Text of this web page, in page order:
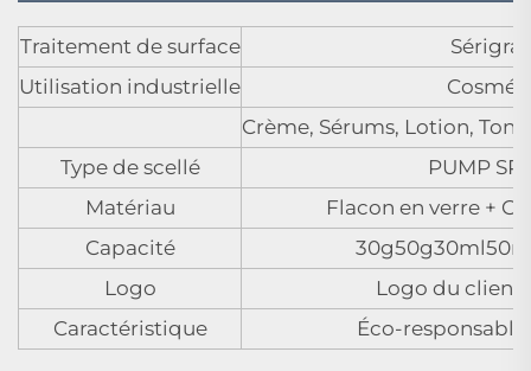
Traitement de surface
Utilisation industrielle
Crème, Sérums, Lotion,
Type de scellé
PUMP
Matériau
Flacon en verre +
Capacité
Logo
Logo du client
Caractéristique
Éco-